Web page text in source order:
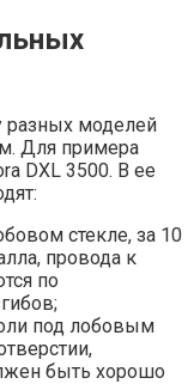
разных моделей
Для примера
DXL 3500. В ее
стекле, за 10
провода к
по
под лобовым
быть хорошо